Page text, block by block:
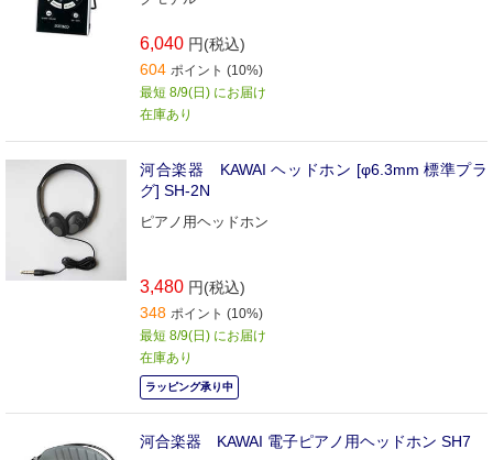
6,040 円(税込)
604 ポイント (10%)
最短 8/9(日) にお届け
在庫あり
河合楽器 KAWAI ヘッドホン [φ6.3mm 標準プラ
グ] SH-2N
ピアノ用ヘッドホン
3,480 円(税込)
348 ポイント (10%)
最短 8/9(日) にお届け
在庫あり
ラッピング承り中
河合楽器 KAWAI 電子ピアノ用ヘッドホン SH7